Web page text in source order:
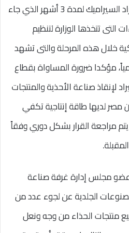
بقرار الوزيرة بوقف استيراد السيراميك لمدة 3 أشهر الذي جاء
التى تتخذها الوزارة لتنظيم
خلال هذه المرحلة والتى تشهد
مؤكدا ضرورة المساواة بقطاع
لإنقاذ صناعة الأحذية والمنتجات
مصر لديها طاقة إنتاجية تكفي
مراجعة القرار بشكل دوري وفقاً
مجلس إدارة غرفة صناعة
الجلدية عن لجوء عدد من
منتجات الحذاء من وجه ونعل